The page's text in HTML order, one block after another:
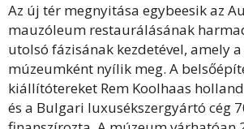
Az új tér megnyitása egybeesik az
mauzóleum restaurálásának
utolsó fázisának kezdetével, amely a
múzeumként nyílik meg. A
kiállítótereket Rem Koolhaas
és a Bulgari luxusékszergyártó cég